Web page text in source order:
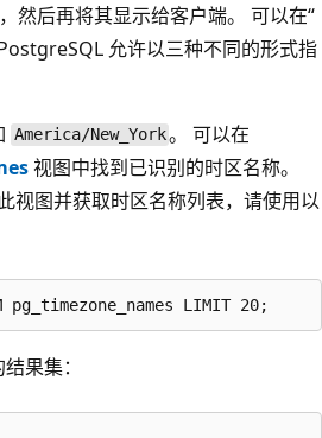
然后再将其显示给客户端。 可以在“
允许以三种不同的形式指
America/New_York。 可以在
视图中找到已识别的时区名称。
视图并获取时区名称列表，请使用以
pg_timezone_names LIMIT 20;
果集：